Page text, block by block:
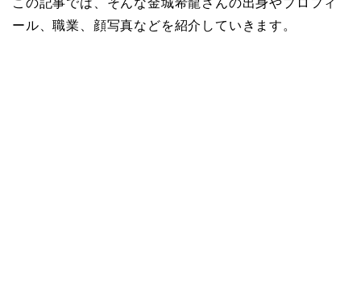
この記事では、そんな金城希龍さんの出身やプロフィ
ール、職業、顔写真などを紹介していきます。